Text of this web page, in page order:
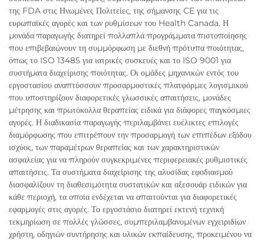
της FDA στις Ηνωμένες Πολιτείες, της σήμανσης CE για τις
ευρωπαϊκές αγορές και των ρυθμίσεων του Health Canada. Η
μονάδα παραγωγής διατηρεί πολλαπλά προγράμματα πιστοποίησης
που επιβεβαιώνουν τη συμμόρφωση με διεθνή πρότυπα ποιότητας,
όπως το ISO 13485 για ιατρικές συσκευές και το ISO 9001 για
συστήματα διαχείρισης ποιότητας. Οι ομάδες μηχανικών εντός του
εργοστασίου αναπτύσσουν προσαρμοστικές πλατφόρμες λογισμικού
που υποστηρίζουν διαφορετικές γλωσσικές απαιτήσεις, μονάδες
μέτρησης και πρωτόκολλα θεραπείας ειδικά για διάφορες παγκόσμιες
αγορές. Η διαδικασία παραγωγής περιλαμβάνει ευέλικτες επιλογές
διαμόρφωσης που επιτρέπουν την προσαρμογή των επιπέδων εξόδου
ισχύος, των παραμέτρων θεραπείας και των χαρακτηριστικών
ασφαλείας για να πληρούν συγκεκριμένες περιφερειακές ρυθμιστικές
απαιτήσεις. Τα συστήματα διαχείρισης της αλυσίδας εφοδιασμού
διασφαλίζουν τη διαθεσιμότητα συστατικών και αξεσουάρ ειδικών για
κάθε περιοχή, τα οποία ενδέχεται να απαιτούνται για διαφορετικές
εφαρμογές στις αγορές. Το εργοστάσιο διατηρεί εκτενή τεχνική
τεκμηρίωση σε πολλές γλώσσες, συμπεριλαμβανομένων εγχειριδίων
χρήστη, οδηγιών συντήρησης και υλικών εκπαίδευσης, προκειμένου να